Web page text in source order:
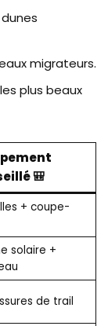
migrateurs.
plus beaux
🎒
+ coupe-
solaire +
de trail